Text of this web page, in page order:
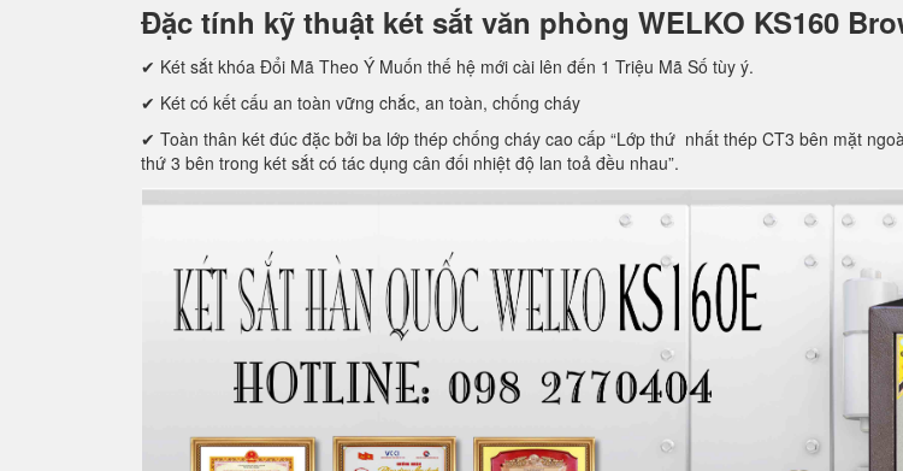
Đặc tính kỹ thuật két sắt văn phòng WELKO KS160
✔ Két sắt khóa Đổi Mã Theo Ý Muốn thế hệ mới cài lên đến 1 Triệu Mã Số tùy ý.
✔ Két có kết cấu an toàn vững chắc, an toàn, chống cháy
✔ Toàn thân két đúc đặc bởi ba lớp thép chống cháy cao cấp “Lớp thứ nhất thép CT3 bên mặt
thứ 3 bên trong két sắt có tác dụng cân đối nhiệt độ lan toả đều nhau”.